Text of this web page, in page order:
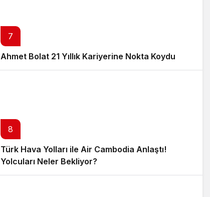
7
Ahmet Bolat 21 Yıllık Kariyerine Nokta Koydu
8
Türk Hava Yolları ile Air Cambodia Anlaştı!
Yolcuları Neler Bekliyor?